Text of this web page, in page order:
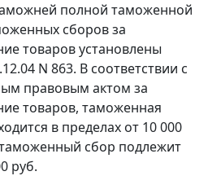
полной таможенной
сборов за
товаров установлены
N 863. В соответствии с
правовым актом за
товаров, таможенная
в пределах от 10 000
сбор подлежит
руб.